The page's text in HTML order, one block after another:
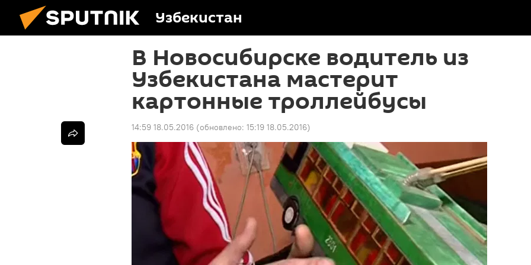
Узбекистан
В Новосибирске водитель из
Узбекистана мастерит
картонные троллейбусы
14:59 18.05.2016 (обновлено: 15:19 18.05.2016)